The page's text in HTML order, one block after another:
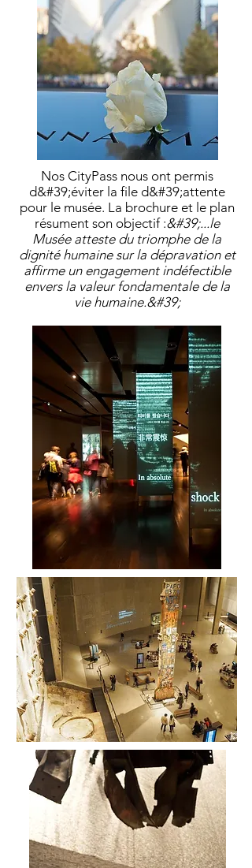
Nos CityPass nous ont permis
d&#39;éviter la file d&#39;attente
pour le musée. La brochure et le plan
résument son objectif :&#39;...le
Musée atteste du triomphe de la
dignité humaine sur la dépravation et
affirme un engagement indéfectible
envers la valeur fondamentale de la
vie humaine.&#39;